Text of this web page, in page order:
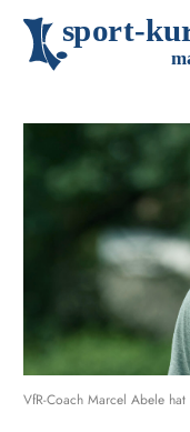
sport-ku
m
VfR-Coach Marcel Abele